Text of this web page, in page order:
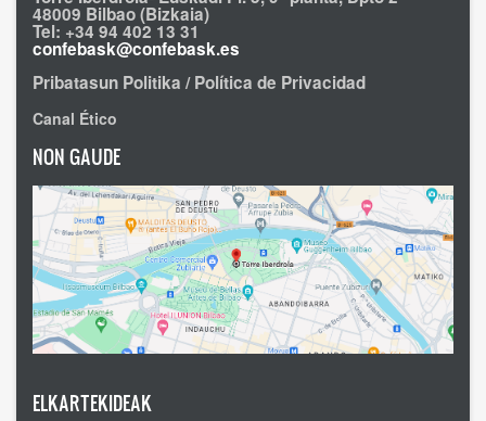
48009 Bilbao (Bizkaia)
Tel: +34 94 402 13 31
confebask@confebask.es
Pribatasun Politika / Política de Privacidad
Canal Ético
NON GAUDE
ELKARTEKIDEAK